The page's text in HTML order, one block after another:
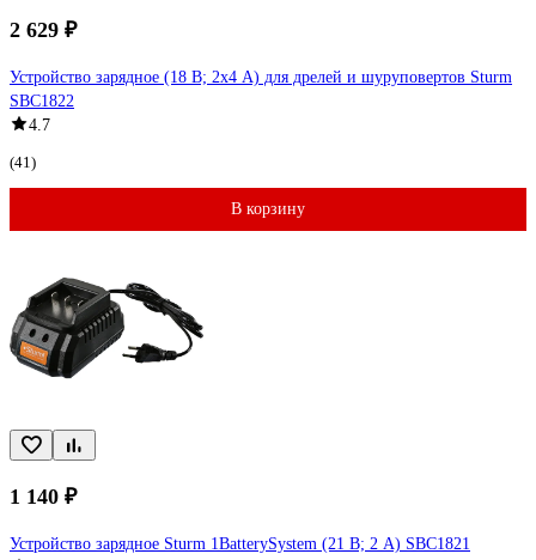
2 629 ₽
Устройство зарядное (18 В; 2х4 А) для дрелей и шуруповертов Sturm
SBC1822
4.7
(41)
В корзину
1 140 ₽
Устройство зарядное Sturm 1BatterySystem (21 В; 2 А) SBC1821